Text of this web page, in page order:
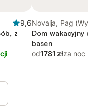
9,6
z
Novalja, Pag
Dom
basen
od1781 złza noc